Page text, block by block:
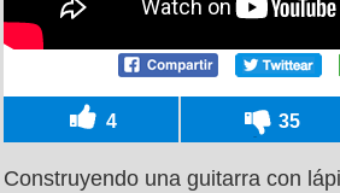
4 35
Construyendo una guitarra con